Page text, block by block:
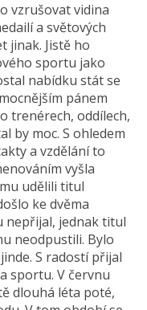
vzrušovat vidina
a světových
jinak. Jistě ho
sportu jako
nabídku stát se
pánem
trenérech, oddílech,
by moc. S ohledem
a vzdělání to
vyšla
udělili titul
ke dvěma
nepřijal, jednak titul
neodpustili. Bylo
S radostí přijal
sportu. V červnu
dlouhá léta poté,